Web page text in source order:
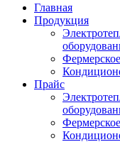
Главная
Продукция
Прайс